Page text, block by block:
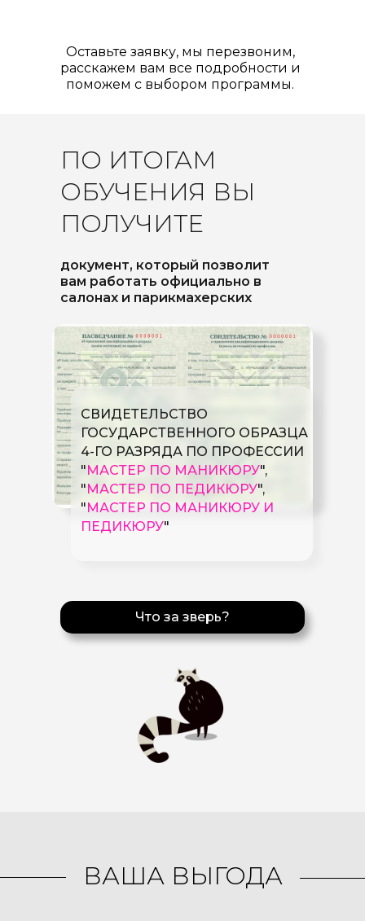
Оставьте заявку, мы перезвоним,
расскажем вам все подробности и
поможем с выбором программы.
Что за зверь?
документ, который позволит
вам работать официально в
салонах и парикмахерских
ПО ИТОГАМ
ОБУЧЕНИЯ ВЫ
ПОЛУЧИТЕ
СВИДЕТЕЛЬСТВО
ГОСУДАРСТВЕННОГО ОБРАЗЦА
4-ГО РАЗРЯДА ПО ПРОФЕССИИ
"МАСТЕР ПО МАНИКЮРУ",
"МАСТЕР ПО ПЕДИКЮРУ",
"МАСТЕР ПО МАНИКЮРУ И
ПЕДИКЮРУ"
ВАША ВЫГОДА